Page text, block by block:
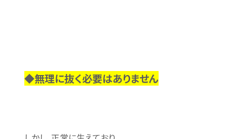
◆無理に抜く必要はありません